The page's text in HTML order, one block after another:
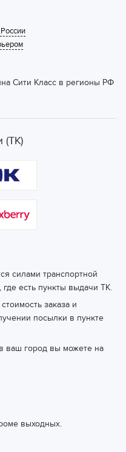
Сити Класс в регионы РФ
(ТК)
силами транспортной
есть пункты выдачи ТК.
заказа и
посылки в пункте
в ваш город вы можете на
выходных.